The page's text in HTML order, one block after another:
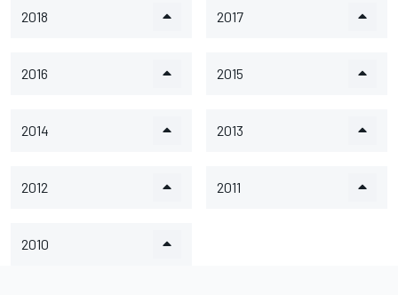
2018 2017
2016 2015
2014 2013
2012 2011
2010